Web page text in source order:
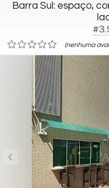
Barra Sul: espaço,
(nenhuma